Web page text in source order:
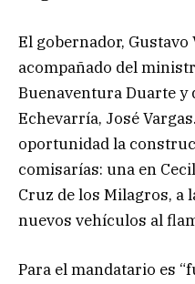
El gobernador, Gustavo
acompañado del
Buenaventura Duarte
Echevarría, José
oportunidad la
comisarías: una en
Cruz de los Milagros, a
nuevos vehículos al
Para el mandatario es